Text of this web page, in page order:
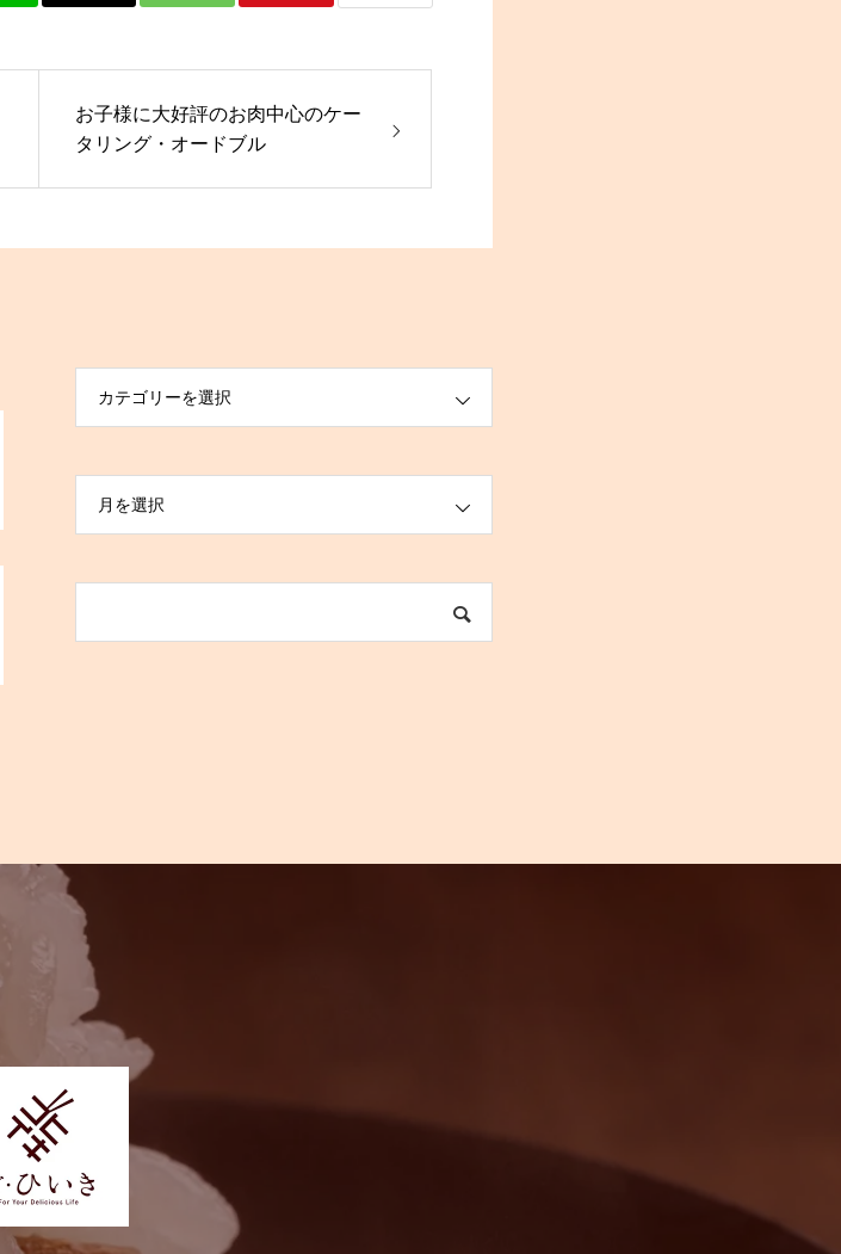
お子様に大好評のお肉中心のケー
タリング・オードブル
カテゴリーを選択
月を選択